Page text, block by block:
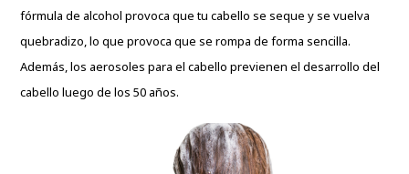
fórmula de alcohol provoca que tu cabello se seque y se vuelva
quebradizo, lo que provoca que se rompa de forma sencilla.
Además, los aerosoles para el cabello previenen el desarrollo del
cabello luego de los 50 años.